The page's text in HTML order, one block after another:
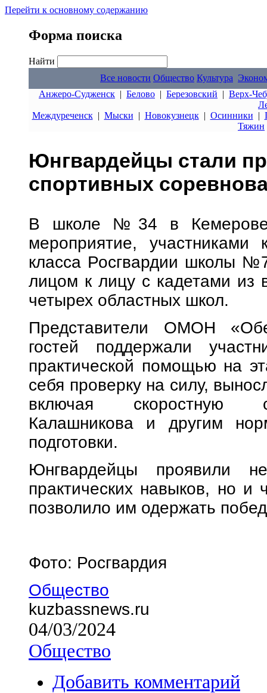
Перейти к основному содержанию
Форма поиска
Найти
Все новости Общество Культура
Анжеро-Судженск | Белово | Березовский | Верх-
Междуреченск| Мыски | Новокузнецк| Осинники |
Тяжин
Юнгвардейцы стали
спортивных
В школе №34 в Кемерове
мероприятие, участниками
класса Росгвардии школы
лицом к лицу с кадетами из
четырех областных школ.
Представители ОМОН
гостей поддержали
практической помощью на
себя проверку на силу,
включая скоростную
Калашникова и другим
подготовки.
Юнгвардейцы проявили
практических навыков, но и
позволило им одержать
Фото: Росгвардия
Общество
kuzbassnews.ru
04/03/2024
Общество
Добавить комментарий